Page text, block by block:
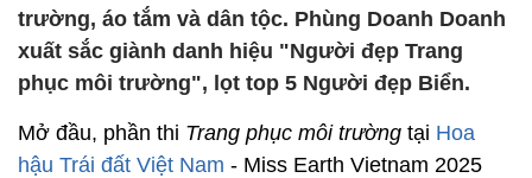
trường, áo tắm và dân tộc. Phùng Doanh Doanh
xuất sắc giành danh hiệu "Người đẹp Trang
phục môi trường", lọt top 5 Người đẹp Biển.
Mở đầu, phần thi Trang phục môi trường tại Hoa
hậu Trái đất Việt Nam - Miss Earth Vietnam 2025